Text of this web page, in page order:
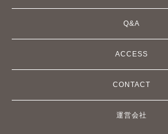
Q&A
ACCESS
CONTACT
運営会社